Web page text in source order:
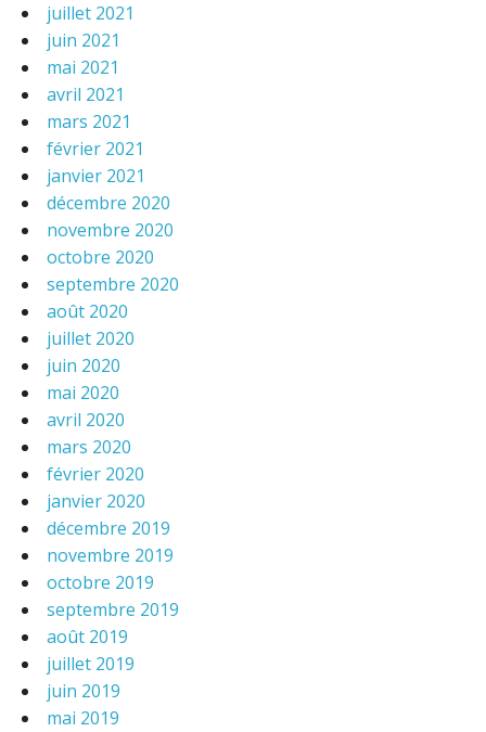
juillet 2021
juin 2021
mai 2021
avril 2021
mars 2021
février 2021
janvier 2021
décembre 2020
novembre 2020
octobre 2020
septembre 2020
août 2020
juillet 2020
juin 2020
mai 2020
avril 2020
mars 2020
février 2020
janvier 2020
décembre 2019
novembre 2019
octobre 2019
septembre 2019
août 2019
juillet 2019
juin 2019
mai 2019